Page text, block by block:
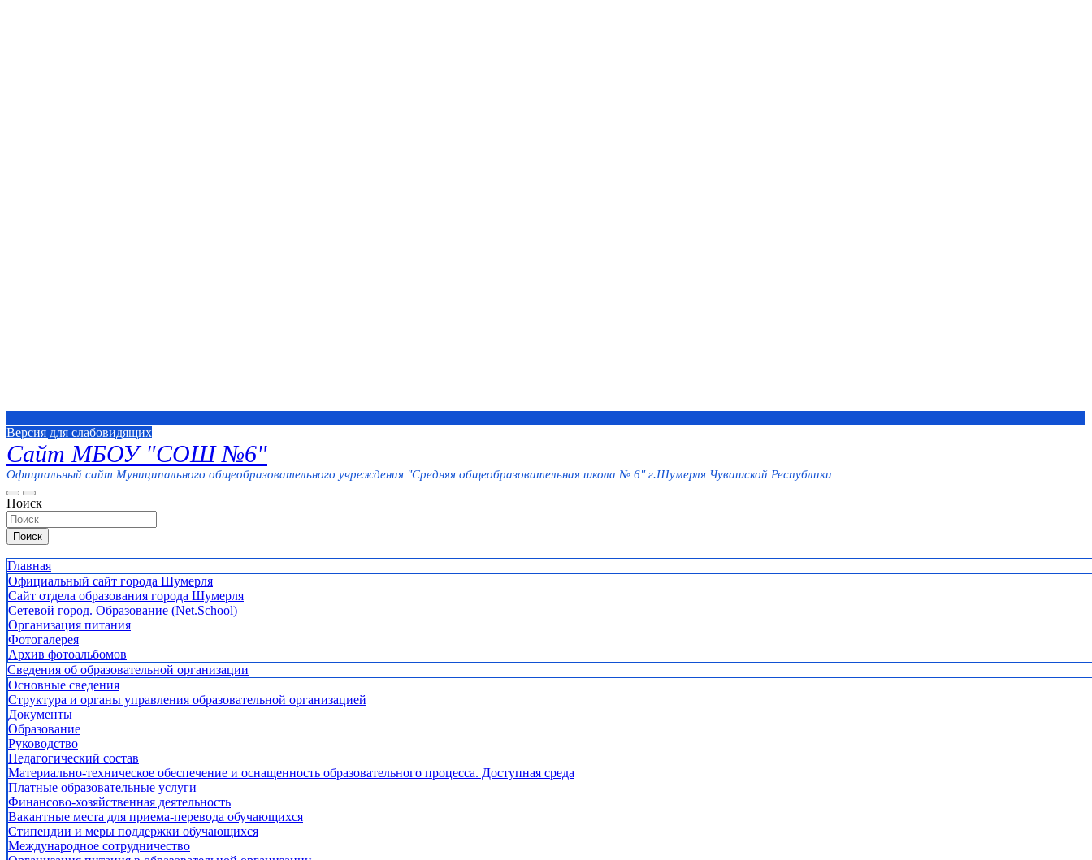
Версия для слабовидящих
Сайт МБОУ "СОШ №6"
Официальный сайт Муниципального общеобразовательного учреждения "Средняя общеобразовательная школа № 6" г.Шумерля Чувашской Республики
Поиск
Поиск
Главная
Официальный сайт города Шумерля
Сайт отдела образования города Шумерля
Сетевой город. Образование (Net.School)
Организация питания
Фотогалерея
Архив фотоальбомов
Сведения об образовательной организации
Основные сведения
Структура и органы управления образовательной организацией
Документы
Образование
Руководство
Педагогический состав
Материально-техническое обеспечение и оснащенность образовательного процесса. Доступная среда
Платные образовательные услуги
Финансово-хозяйственная деятельность
Вакантные места для приема-перевода обучающихся
Стипендии и меры поддержки обучающихся
Международное сотрудничество